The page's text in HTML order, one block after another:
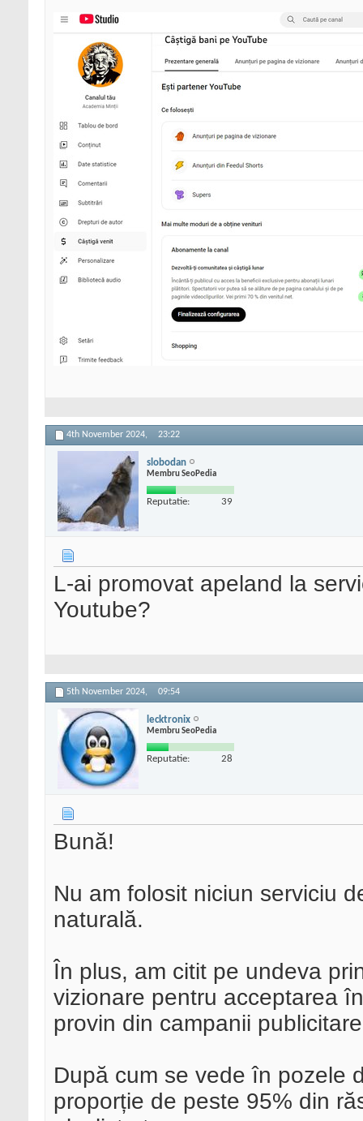
4th November 2024, 23:22
slobodan
Membru SeoPedia
Reputatie: 39
L-ai promovat apeland la
Youtube?
5th November 2024, 09:54
lecktronix
Membru SeoPedia
Reputatie: 28
Bună!
Nu am folosit niciun serviciu
naturală.
În plus, am citit pe undeva
vizionare pentru acceptarea
provin din campanii
După cum se vede în pozele
proporție de peste 95% din